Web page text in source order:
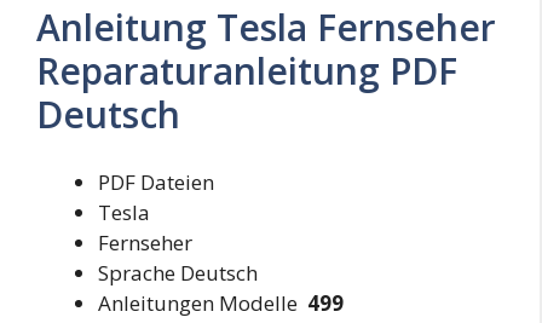
Anleitung Tesla Fernseher
Reparaturanleitung PDF
Deutsch
PDF Dateien
Tesla
Fernseher
Sprache Deutsch
Anleitungen Modelle 499